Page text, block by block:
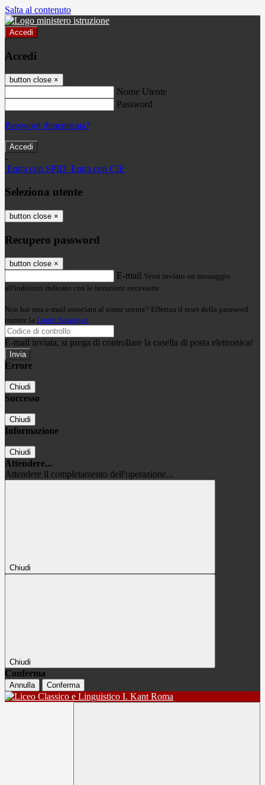
Salta al contenuto
Accedi
Accedi
button close ×
Nome Utente
Password
Password dimenticata?
-
Entra con SPID Entra con CIE
Seleziona utente
button close ×
Recupero password
button close ×
E-mail Verrà inviato un messaggio
all'indirizzo indicato con le istruzioni necessarie.
Non hai una e-mail associata al nome utente? Effettua il reset della password
tramite la Login Spaggiari
E-mail inviata, si prega di controllare la casella di posta elettronica!
Errore
Chiudi
Successo
Chiudi
Informazione
Chiudi
Attendere...
Attendere il completamento dell'operazione...
Chiudi
Chiudi
Conferma
Annulla Conferma